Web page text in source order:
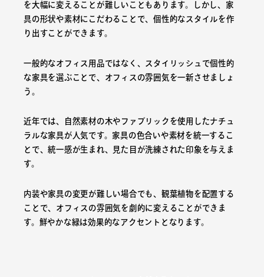
を大幅に変えることが難しいこともあります。しかし、家
具の形状や素材にこだわることで、個性的なスタイルを作
り出すことができます。
一般的なオフィス用品ではなく、スタイリッシュで個性的
な家具を選ぶことで、オフィスの雰囲気を一新させましょ
う。
近年では、自然素材の木やファブリックを使用したナチュ
ラルな家具が人気です。家具の色合いや素材を統一するこ
とで、統一感が生まれ、見た目が洗練された印象を与えま
す。
内装や家具の変更が難しい場合でも、観葉植物を配置する
ことで、オフィスの雰囲気を劇的に変えることができま
す。鮮やかな緑は効果的なアクセントとなります。